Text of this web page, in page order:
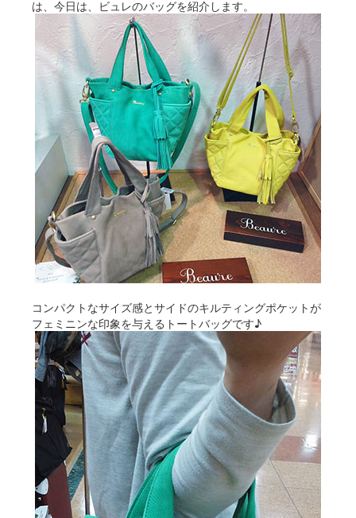
は、今日は、ビュレのバッグを紹介します。
コンパクトなサイズ感とサイドのキルティングポケットが
フェミニンな印象を与えるトートバッグです♪